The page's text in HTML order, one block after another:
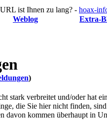
ist Ihnen zu lang? - hoax-
Weblog Extra-
)
stark verbreitet und/oder hat
die Sie hier nicht finden,
davon kommen überhaupt in